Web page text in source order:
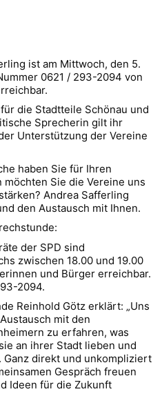
ist am Mittwoch, den 5.
0621 / 293-2094 von
die Stadtteile Schönau und
Sprecherin gilt ihr
Unterstützung der Vereine
haben Sie für Ihren
Sie die Vereine uns
Andrea Safferling
den Austausch mit Ihnen.
der SPD sind
zwischen 18.00 und 19.00
und Bürger erreichbar.
2094.
Reinhold Götz erklärt: „Uns
mit den
zu erfahren, was
an ihrer Stadt lieben und
direkt und unkompliziert
Gespräch freuen
Ideen für die Zukunft